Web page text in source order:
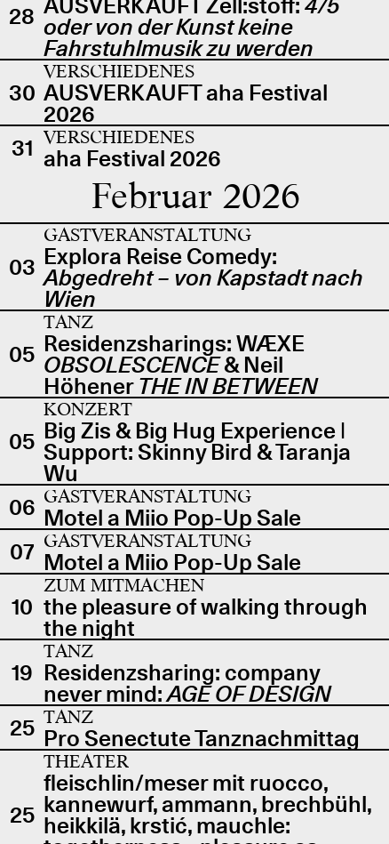
28 AUSVERKAUFT Zell:stoff: 4/5
oder von der Kunst keine
Fahrstuhlmusik zu werden
30
VERSCHIEDENES
AUSVERKAUFT aha Festival
2026
31 VERSCHIEDENES
aha Festival 2026
Februar 2026
03
GASTVERANSTALTUNG
Explora Reise Comedy:
Abgedreht – von Kapstadt nach
Wien
05
TANZ
Residenzsharings: WÆXE
OBSOLESCENCE& Neil
Höhener THE IN BETWEEN
05
KONZERT
Big Zis & Big Hug Experience |
Support: Skinny Bird & Taranja
Wu
06 GASTVERANSTALTUNG
Motel a Miio Pop-Up Sale
07 GASTVERANSTALTUNG
Motel a Miio Pop-Up Sale
10
ZUM MITMACHEN
the pleasure of walking through
the night
19
TANZ
Residenzsharing: company
never mind:AGE OF DESIGN
25 TANZ
Pro Senectute Tanznachmittag
25
THEATER
fleischlin/meser mit ruocco,
kannewurf, ammann, brechbühl,
heikkilä, krstić, mauchle: